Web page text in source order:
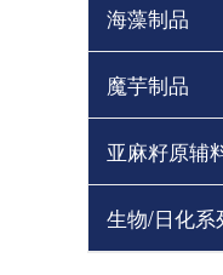
海藻制品
魔芋制品
亚麻籽原辅
生物/日化系
便携轻食，满口
软糯香甜，嚼劲
丝滑流淌，一馅